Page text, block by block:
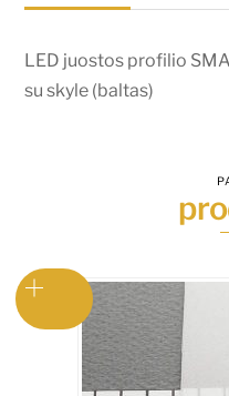
(baltas)
LED juostos profilio
su skyle (baltas)